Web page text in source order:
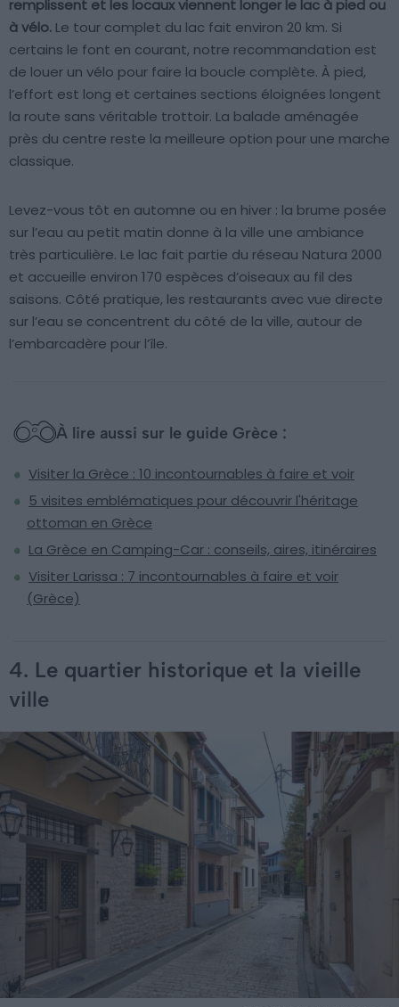
remplissent et les locaux viennent longer le lac à pied ou
à vélo. Le tour complet du lac fait environ 20 km. Si
certains le font en courant, notre recommandation est
de louer un vélo pour faire la boucle complète. À pied,
l’effort est long et certaines sections éloignées longent
la route sans véritable trottoir. La balade aménagée
près du centre reste la meilleure option pour une marche
classique.
Levez-vous tôt en automne ou en hiver : la brume posée
sur l’eau au petit matin donne à la ville une ambiance
très particulière. Le lac fait partie du réseau Natura 2000
et accueille environ 170 espèces d’oiseaux au fil des
saisons. Côté pratique, les restaurants avec vue directe
sur l’eau se concentrent du côté de la ville, autour de
l’embarcadère pour l’île.
À lire aussi sur le guide Grèce :
Visiter la Grèce : 10 incontournables à faire et voir
5 visites emblématiques pour découvrir l'héritage
ottoman en Grèce
La Grèce en Camping-Car : conseils, aires, itinéraires
Visiter Larissa : 7 incontournables à faire et voir
(Grèce)
4. Le quartier historique et la vieille
ville